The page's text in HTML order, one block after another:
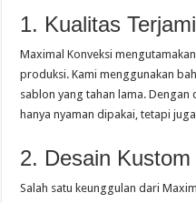
1. Kualitas
Maximal Konveksi
produksi. Kami menggunakan
sablon yang tahan lama.
hanya nyaman dipakai, tetapi
2. Desain
Salah satu keunggulan dari